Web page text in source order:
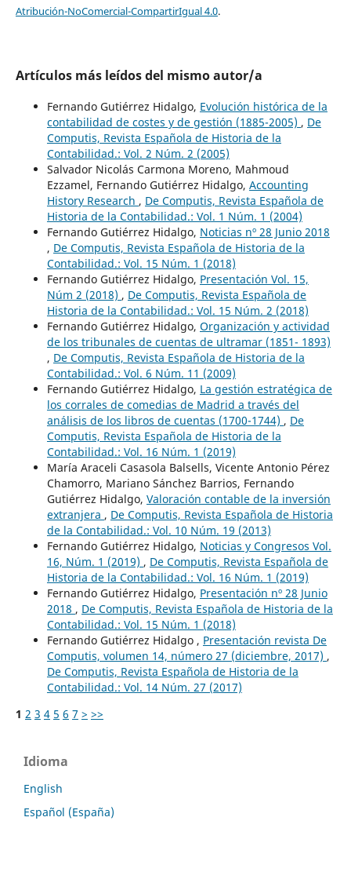
Atribución-NoComercial-CompartirIgual 4.0.
Artículos más leídos del mismo autor/a
Fernando Gutiérrez Hidalgo, Evolución histórica de la
contabilidad de costes y de gestión (1885-2005) , De
Computis, Revista Española de Historia de la
Contabilidad.: Vol. 2 Núm. 2 (2005)
Salvador Nicolás Carmona Moreno, Mahmoud
Ezzamel, Fernando Gutiérrez Hidalgo, Accounting
History Research , De Computis, Revista Española de
Historia de la Contabilidad.: Vol. 1 Núm. 1 (2004)
Fernando Gutiérrez Hidalgo, Noticias nº 28 Junio 2018
, De Computis, Revista Española de Historia de la
Contabilidad.: Vol. 15 Núm. 1 (2018)
Fernando Gutiérrez Hidalgo, Presentación Vol. 15,
Núm 2 (2018) , De Computis, Revista Española de
Historia de la Contabilidad.: Vol. 15 Núm. 2 (2018)
Fernando Gutiérrez Hidalgo, Organización y actividad
de los tribunales de cuentas de ultramar (1851- 1893)
, De Computis, Revista Española de Historia de la
Contabilidad.: Vol. 6 Núm. 11 (2009)
Fernando Gutiérrez Hidalgo, La gestión estratégica de
los corrales de comedias de Madrid a través del
análisis de los libros de cuentas (1700-1744) , De
Computis, Revista Española de Historia de la
Contabilidad.: Vol. 16 Núm. 1 (2019)
María Araceli Casasola Balsells, Vicente Antonio Pérez
Chamorro, Mariano Sánchez Barrios, Fernando
Gutiérrez Hidalgo, Valoración contable de la inversión
extranjera , De Computis, Revista Española de Historia
de la Contabilidad.: Vol. 10 Núm. 19 (2013)
Fernando Gutiérrez Hidalgo, Noticias y Congresos Vol.
16, Núm. 1 (2019) , De Computis, Revista Española de
Historia de la Contabilidad.: Vol. 16 Núm. 1 (2019)
Fernando Gutiérrez Hidalgo, Presentación nº 28 Junio
2018 , De Computis, Revista Española de Historia de la
Contabilidad.: Vol. 15 Núm. 1 (2018)
Fernando Gutiérrez Hidalgo , Presentación revista De
Computis, volumen 14, número 27 (diciembre, 2017) ,
De Computis, Revista Española de Historia de la
Contabilidad.: Vol. 14 Núm. 27 (2017)
1 2 3 4 5 6 7 > >>
Idioma
English
Español (España)